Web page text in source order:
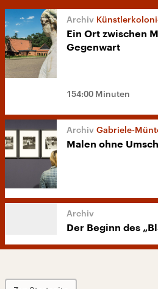
Ein Ort zwischen
Gegenwart
154:00 Minuten
Gabriele-
Malen ohne
Der Beginn des